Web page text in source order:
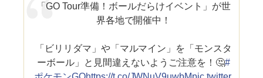
「GO Tour準備！ボールだらけイベント」が世
界各地で開催中！
「ビリリダマ」や「マルマイン」を「モンスタ
ーボール」と見間違えないようご注意を！🤔#